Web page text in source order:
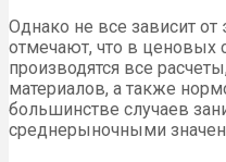
Однако не все зависит от
отмечают, что в ценовых
производятся все
материалов, а также
большинстве случаев
среднерыночными